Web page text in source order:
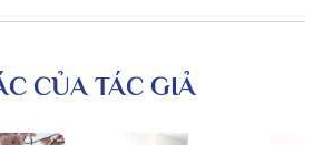
CỦA TÁC GIẢ